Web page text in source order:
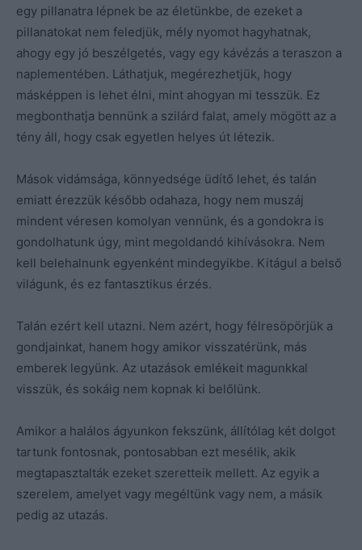
egy pillanatra lépnek be az életünkbe, de ezeket a
pillanatokat nem feledjük, mély nyomot hagyhatnak,
ahogy egy jó beszélgetés, vagy egy kávézás a teraszon a
naplementében. Láthatjuk, megérezhetjük, hogy
másképpen is lehet élni, mint ahogyan mi tesszük. Ez
megbonthatja bennünk a szilárd falat, amely mögött az a
tény áll, hogy csak egyetlen helyes út létezik.
Mások vidámsága, könnyedsége üdítő lehet, és talán
emiatt érezzük később odahaza, hogy nem muszáj
mindent véresen komolyan vennünk, és a gondokra is
gondolhatunk úgy, mint megoldandó kihívásokra. Nem
kell belehalnunk egyenként mindegyikbe. Kitágul a belső
világunk, és ez fantasztikus érzés.
Talán ezért kell utazni. Nem azért, hogy félresöpörjük a
gondjainkat, hanem hogy amikor visszatérünk, más
emberek legyünk. Az utazások emlékeit magunkkal
visszük, és sokáig nem kopnak ki belőlünk.
Amikor a halálos ágyunkon fekszünk, állítólag két dolgot
tartunk fontosnak, pontosabban ezt mesélik, akik
megtapasztalták ezeket szeretteik mellett. Az egyik a
szerelem, amelyet vagy megéltünk vagy nem, a másik
pedig az utazás.